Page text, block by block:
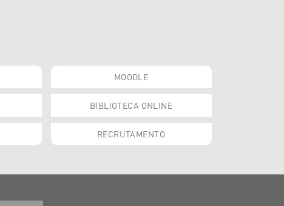
MOODLE
BIBLIOTECA ONLINE
RECRUTAMENTO